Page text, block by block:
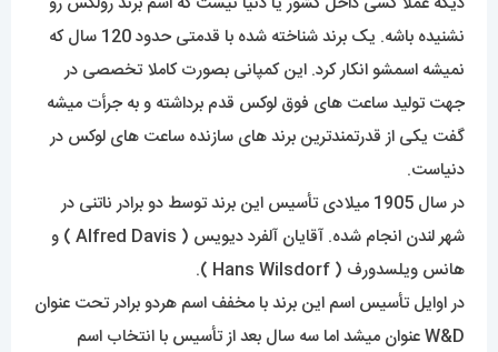
نشنیده باشه. یک برند شناخته شده با قدمتی حدود 120 سال که
نمیشه اسمشو انکار کرد. این کمپانی بصورت کاملا تخصصی در
جهت تولید ساعت های فوق لوکس قدم برداشته و به جرأت میشه
گفت یکی از قدرتمندترین برند های سازنده ساعت های لوکس در
دنیاست.
در سال 1905 میلادی تأسیس این برند توسط دو برادر ناتنی در
شهر لندن انجام شده. آقایان آلفرد دیویس ( Alfred Davis ) و
هانس ویلسدورف ( Hans Wilsdorf ).
در اوایل تأسیس اسم این برند با مخفف اسم هردو برادر تحت عنوان
W&D عنوان میشد اما سه سال بعد از تأسیس با انتخاب اسم